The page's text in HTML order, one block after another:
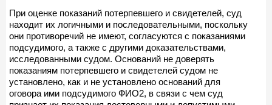
При оценке показаний потерпевшего и свидетелей, суд
находит их логичными и последовательными, поскольку
они противоречий не имеют, согласуются с показаниями
подсудимого, а также с другими доказательствами,
исследованными судом. Оснований не доверять
показаниям потерпевшего и свидетелей судом не
установлено, как и не установлено оснований для
оговора ими подсудимого ФИО2, в связи с чем суд